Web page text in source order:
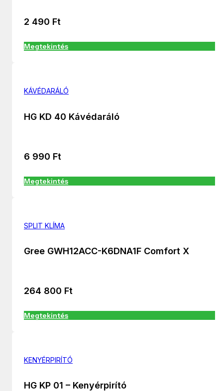
2 490 Ft
Megtekintés
KÁVÉDARÁLÓ
HG KD 40 Kávédaráló
6 990 Ft
Megtekintés
SPLIT KLÍMA
Gree GWH12ACC-K6DNA1F Comfort X
264 800 Ft
Megtekintés
KENYÉRPIRÍTÓ
HG KP 01 – Kenyérpirító